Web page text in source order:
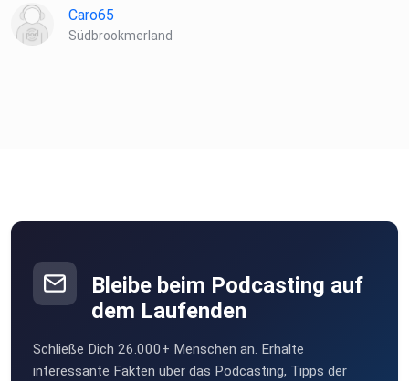
Caro65
Südbrookmerland
Bleibe beim Podcasting auf
dem Laufenden
Schließe Dich 26.000+ Menschen an. Erhalte
interessante Fakten über das Podcasting, Tipps der